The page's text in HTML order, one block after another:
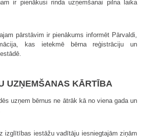
ir pienākusi rinda uzņemšanai pilna laika
pārstāvim ir pienākums informēt Pārvaldi,
kas ietekmē bērna reģistrāciju un
UZŅEMŠANAS KĀRTĪBA
uzņem bērnus ne ātrāk kā no viena gada un
izglītības iestāžu vadītāju iesniegtajām ziņām